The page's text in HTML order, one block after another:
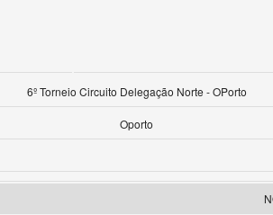
6º Torneio Circuito Delegação Norte - OPorto
Oporto